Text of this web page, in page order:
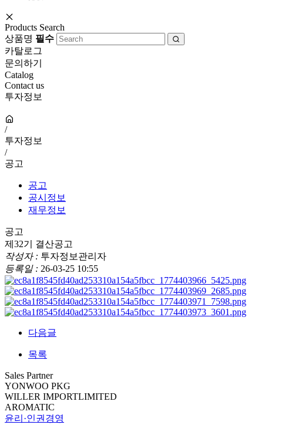
Products Search
상품명 필수
카탈로그
문의하기
Catalog
Contact us
투자정보
/
투자정보
/
공고
공고
공시정보
재무정보
공고
제32기 결산공고
작성자 : 투자정보관리자
등록일 : 26-03-25 10:55
다음글
목록
Sales Partner
YONWOO PKG
WILLER IMPORTLIMITED
AROMATIC
윤리·인권경영